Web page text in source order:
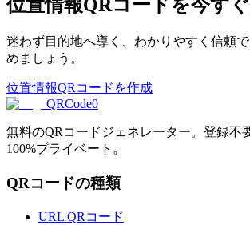
位置情報QRコードを今す
迷わず目的地へ導く、わかりやすく信頼
めましょう。
位置情報QRコードを作成
QRCode0
無料のQRコードジェネレーター。登録不
100%プライベート。
QRコードの種類
URL QRコード